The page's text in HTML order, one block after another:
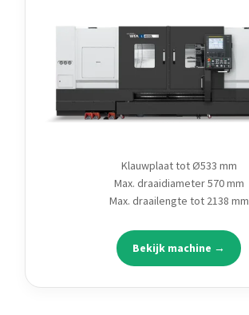
Klauwplaat tot Ø533 mm
Max. draaidiameter 570 mm
Max. draailengte tot 2138 mm
Bekijk machine →